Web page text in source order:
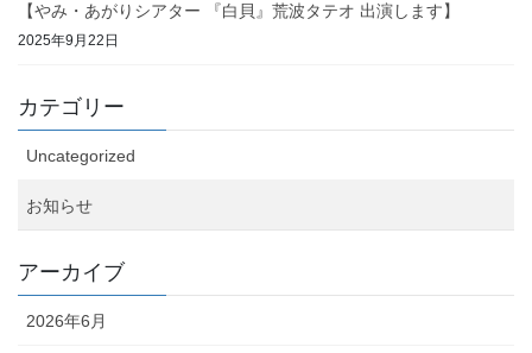
【やみ・あがりシアター 『白貝』荒波タテオ 出演します】
2025年9月22日
カテゴリー
Uncategorized
お知らせ
アーカイブ
2026年6月